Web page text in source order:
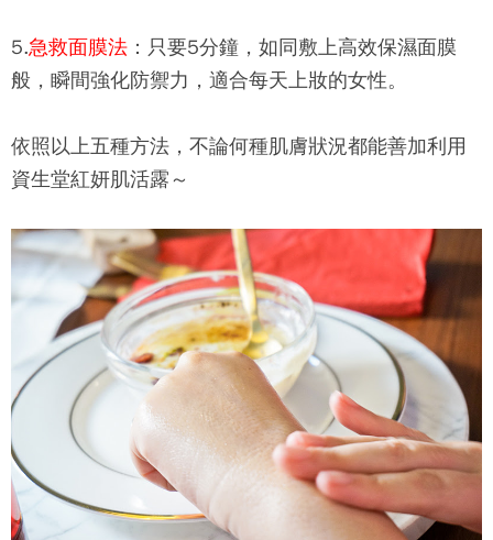
5.急救面膜法 ：只要5分鐘，如同敷上高效保濕面膜
般，瞬間強化防禦力，適合每天上妝的女性。
依照以上五種方法，不論何種肌膚狀況都能善加利用
資生堂紅妍肌活露～